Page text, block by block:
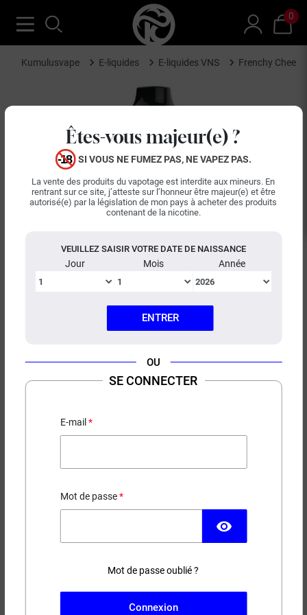
Êtes-vous majeur(e) ?
SI VOUS NE FUMEZ PAS, NE VAPEZ PAS.
La vente des produits du vapotage est interdite aux mineurs. En
rentrant sur ce site, j’atteste sur l’honneur être majeur(e) et être
autorisé(e) par la législation de mon pays à acheter des produits
contenant de la nicotine.
VEUILLEZ SAISIR VOTRE DATE DE NAISSANCE
Jour Mois Année
ENTRER
OU
SE CONNECTER
E-mail
Mot de passe
visibility
Mot de passe oublié ?
Connexion
0
Kumulusvape E-liquides E-liquides VNS Frenchy
CHEESECAKE VNS 50ML
Cheesecake - Sablé - Spéculoos
19,90 €
Taux de nicotine